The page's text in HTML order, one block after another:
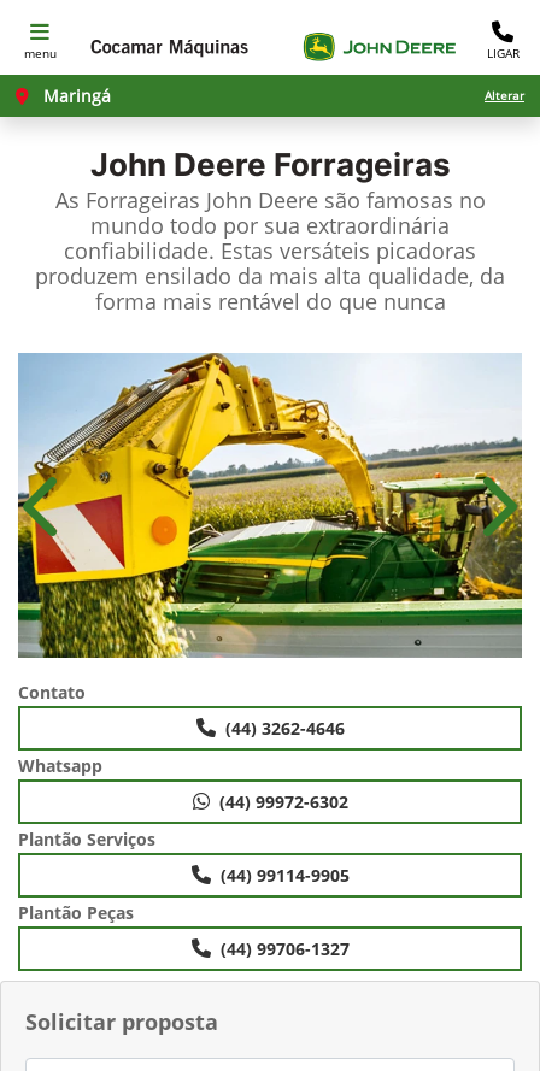
menu LIGAR
Maringá Alterar
John Deere Forrageiras
As Forrageiras John Deere são famosas no
mundo todo por sua extraordinária
confiabilidade. Estas versáteis picadoras
produzem ensilado da mais alta qualidade, da
forma mais rentável do que nunca
Solicitar proposta
Anterior
Contato
(44) 3262-4646
Whatsapp
(44) 99972-6302
Plantão Serviços
(44) 99114-9905
Plantão Peças
(44) 99706-1327